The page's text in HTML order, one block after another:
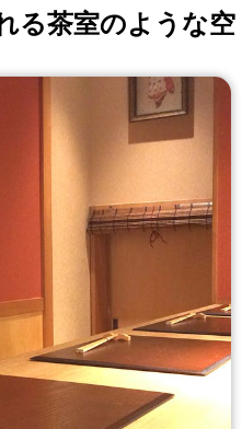
る茶室のような空